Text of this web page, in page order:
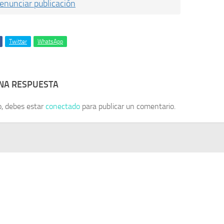
publicación
Twitter WhatsApp
RESPUESTA
debes estarconectado para publicar un comentario.